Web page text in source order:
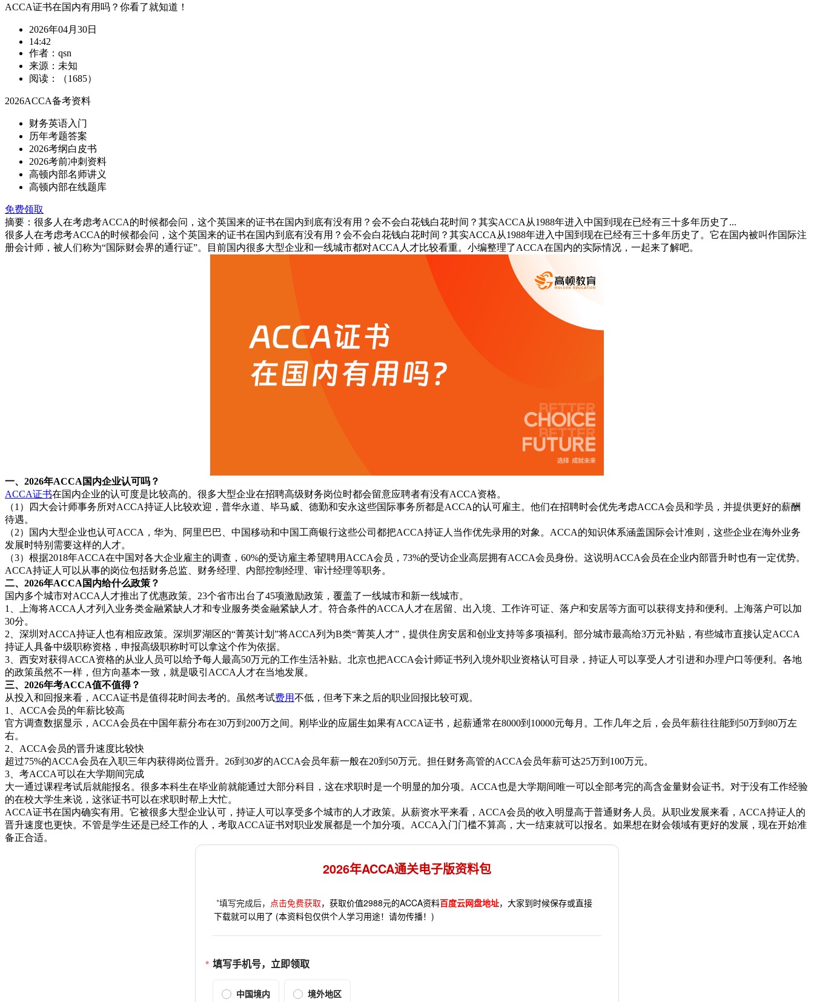
ACCA证书在国内有用吗？你看了就知道！
2026年04月30日
14:42
作者：qsn
来源：未知
阅读：（1685）
2026ACCA备考资料
财务英语入门
历年考题答案
2026考纲白皮书
2026考前冲刺资料
高顿内部名师讲义
高顿内部在线题库
免费领取
摘要：很多人在考虑考ACCA的时候都会问，这个英国来的证书在国内到底有没有用？会不会白花钱白花时间？其实ACCA从1988年进入中国到现在已经有三十多年历史了...
很多人在考虑考ACCA的时候都会问，这个英国来的证书在国内到底有没有用？会不会白花钱白花时间？其实ACCA从1988年进入中国到现在已经有三十多年历史了。它在国内被叫作国际注
册会计师，被人们称为“国际财会界的通行证”。目前国内很多大型企业和一线城市都对ACCA人才比较看重。小编整理了ACCA在国内的实际情况，一起来了解吧。
一、2026年ACCA国内企业认可吗？
ACCA证书在国内企业的认可度是比较高的。很多大型企业在招聘高级财务岗位时都会留意应聘者有没有ACCA资格。
（1）四大会计师事务所对ACCA持证人比较欢迎，普华永道、毕马威、德勤和安永这些国际事务所都是ACCA的认可雇主。他们在招聘时会优先考虑ACCA会员和学员，并提供更好的薪酬
待遇。
（2）国内大型企业也认可ACCA，华为、阿里巴巴、中国移动和中国工商银行这些公司都把ACCA持证人当作优先录用的对象。ACCA的知识体系涵盖国际会计准则，这些企业在海外业务
发展时特别需要这样的人才。
（3）根据2018年ACCA在中国对各大企业雇主的调查，60%的受访雇主希望聘用ACCA会员，73%的受访企业高层拥有ACCA会员身份。这说明ACCA会员在企业内部晋升时也有一定优势。
ACCA持证人可以从事的岗位包括财务总监、财务经理、内部控制经理、审计经理等职务。
二、2026年ACCA国内给什么政策？
国内多个城市对ACCA人才推出了优惠政策。23个省市出台了45项激励政策，覆盖了一线城市和新一线城市。
1、上海将ACCA人才列入业务类金融紧缺人才和专业服务类金融紧缺人才。符合条件的ACCA人才在居留、出入境、工作许可证、落户和安居等方面可以获得支持和便利。上海落户可以加
30分。
2、深圳对ACCA持证人也有相应政策。深圳罗湖区的“菁英计划”将ACCA列为B类“菁英人才”，提供住房安居和创业支持等多项福利。部分城市最高给3万元补贴，有些城市直接认定ACCA
持证人具备中级职称资格，申报高级职称时可以拿这个作为依据。
3、西安对获得ACCA资格的从业人员可以给予每人最高50万元的工作生活补贴。北京也把ACCA会计师证书列入境外职业资格认可目录，持证人可以享受人才引进和办理户口等便利。各地
的政策虽然不一样，但方向基本一致，就是吸引ACCA人才在当地发展。
三、2026年考ACCA值不值得？
从投入和回报来看，ACCA证书是值得花时间去考的。虽然考试费用不低，但考下来之后的职业回报比较可观。
1、ACCA会员的年薪比较高
官方调查数据显示，ACCA会员在中国年薪分布在30万到200万之间。刚毕业的应届生如果有ACCA证书，起薪通常在8000到10000元每月。工作几年之后，会员年薪往往能到50万到80万左
右。
2、ACCA会员的晋升速度比较快
超过75%的ACCA会员在入职三年内获得岗位晋升。26到30岁的ACCA会员年薪一般在20到50万元。担任财务高管的ACCA会员年薪可达25万到100万元。
3、考ACCA可以在大学期间完成
大一通过课程考试后就能报名。很多本科生在毕业前就能通过大部分科目，这在求职时是一个明显的加分项。ACCA也是大学期间唯一可以全部考完的高含金量财会证书。对于没有工作经验
的在校大学生来说，这张证书可以在求职时帮上大忙。
ACCA证书在国内确实有用。它被很多大型企业认可，持证人可以享受多个城市的人才政策。从薪资水平来看，ACCA会员的收入明显高于普通财务人员。从职业发展来看，ACCA持证人的
晋升速度也更快。不管是学生还是已经工作的人，考取ACCA证书对职业发展都是一个加分项。ACCA入门门槛不算高，大一结束就可以报名。如果想在财会领域有更好的发展，现在开始准
备正合适。